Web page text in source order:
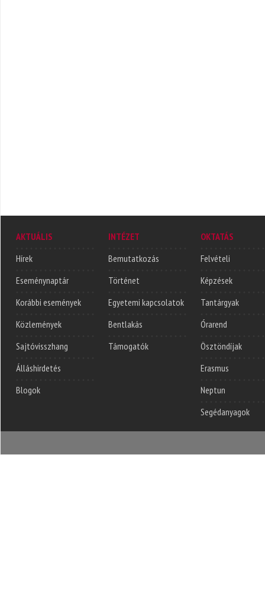
AKTUÁLIS
Hírek
Eseménynaptár
Korábbi események
Közlemények
Sajtóvisszhang
Álláshirdetés
Blogok
INTÉZET
Bemutatkozás
Történet
Egyetemi kapcsolatok
Bentlakás
Támogatók
OKTATÁS
Felvételi
Képzések
Tantárgyak
Órarend
Ösztöndíjak
Erasmus
Neptun
Segédanyagok